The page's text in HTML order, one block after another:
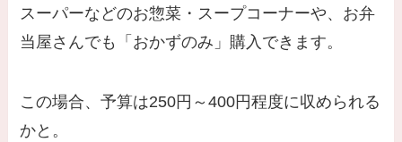
スーパーなどのお惣菜・スープコーナーや、お弁
当屋さんでも「おかずのみ」購入できます。
この場合、予算は250円～400円程度に収められる
かと。